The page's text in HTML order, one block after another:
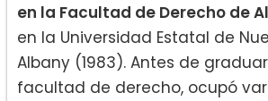
en la Facultad de Derecho de
en la Universidad Estatal de
Albany (1983). Antes de
facultad de derecho, ocupó